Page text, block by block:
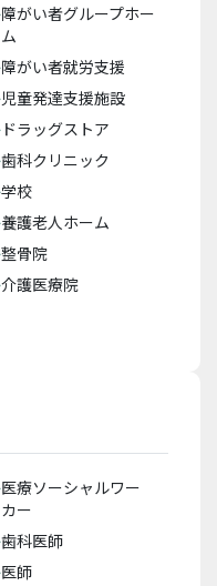
障がい者グループホー
ム
障がい者就労支援
児童発達支援施設
ドラッグストア
歯科クリニック
学校
養護老人ホーム
整骨院
介護医療院
医療ソーシャルワー
カー
歯科医師
医師